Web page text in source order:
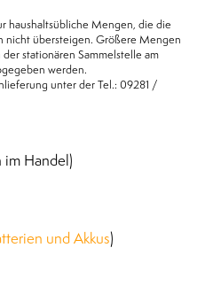
haushaltsübliche Mengen, die die
nicht übersteigen. Größere Mengen
stationären Sammelstelle am
werden.
unter der Tel.: 09281 /
im Handel)
und Akkus)